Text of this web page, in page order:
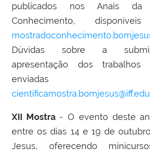
publicados nos Anais
Conhecimento,
Dúvidas sobre a
apresentação dos trabalhos
enviadas
XII Mostra- O evento deste
entre os dias 14 e 19 de
Jesus, oferecendo